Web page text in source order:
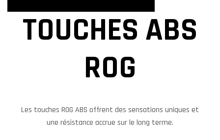
TOUCHES ABS
ROG
Les touches ROG ABS offrent des sensations uniques et
une résistance accrue sur le long terme.